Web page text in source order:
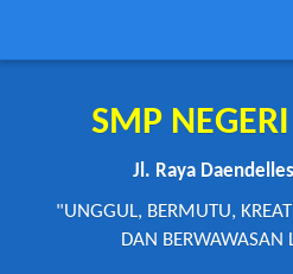
SMP
Jl. Raya
"UNGGUL, BERMUTU,
DAN